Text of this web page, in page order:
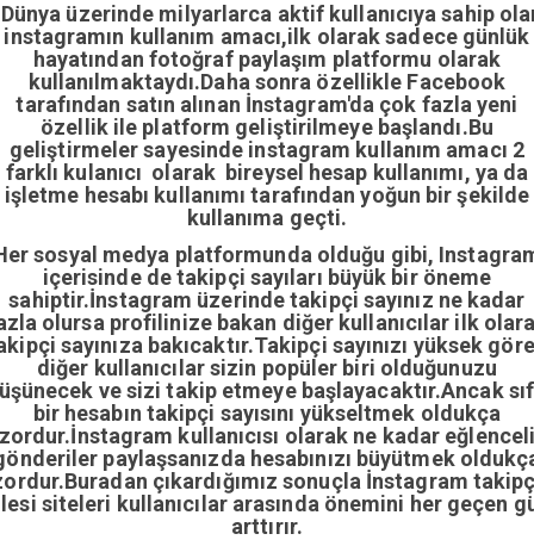
üzerinde milyarlarca aktif kullanıcıya sahip
instagramın kullanım amacı,ilk olarak sadece günlük
hayatından fotoğraf paylaşım platformu olarak
kullanılmaktaydı.Daha sonra özellikle Facebook
tarafından satın alınan İnstagram'da çok fazla yeni
özellik ile platform geliştirilmeye başlandı.Bu
geliştirmeler sayesinde instagram kullanım amacı 2
farklı kulanıcı olarak bireysel hesap kullanımı, ya da
işletme hesabı kullanımı tarafından yoğun bir şekilde
kullanıma geçti.
sosyal medya platformunda olduğu gibi,
içerisinde de takipçi sayıları büyük bir öneme
sahiptir.İnstagram üzerinde takipçi sayınız ne kadar
olursa profilinize bakan diğer kullanıcılar ilk
sayınıza bakıcaktır.Takipçi sayınızı yüksek
diğer kullanıcılar sizin popüler biri olduğunuzu
ve sizi takip etmeye başlayacaktır.Ancak
bir hesabın takipçi sayısını yükseltmek oldukça
kullanıcısı olarak ne kadar
paylaşsanızda hesabınızı büyütmek
çıkardığımız sonuçla İnstagram
siteleri kullanıcılar arasında önemini her geçen
arttırır.